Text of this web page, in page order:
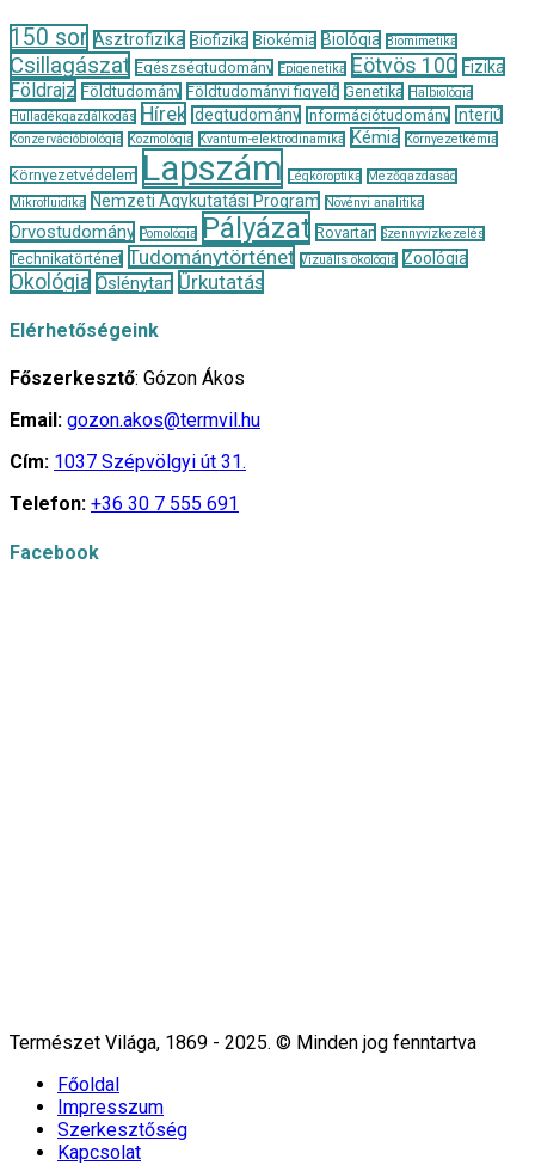
150 sor Asztrofizika Biofizika Biokémia Biológia Biomimetika
Csillagászat Egészségtudomány Epigenetika Eötvös 100 Fizika
Földrajz Földtudomány Földtudományi figyelő Genetika
Halbiológia
Hulladékgazdálkodás
Hírek Idegtudomány Információtudomány Interjú
Konzervációbiológia Kozmológia Kvantum-elektrodinamika Kémia Környezetkémia
Környezetvédelem Lapszám Légköroptika
Mezőgazdaság
Mikrofluidika
Nemzeti Agykutatási Program Növényi analitika
Orvostudomány Pomológia Pályázat Rovartan Szennyvízkezelés
Technikatörténet Tudománytörténet Vizuális ökológia Zoológia
Ökológia Őslénytan Űrkutatás
Elérhetőségeink
Főszerkesztő: Gózon Ákos
Email: gozon.akos@termvil.hu
Cím: 1037 Szépvölgyi út 31.
Telefon: +36 30 7 555 691
Facebook
Természet Világa, 1869 - 2025. © Minden jog fenntartva
Főoldal
Impresszum
Szerkesztőség
Kapcsolat